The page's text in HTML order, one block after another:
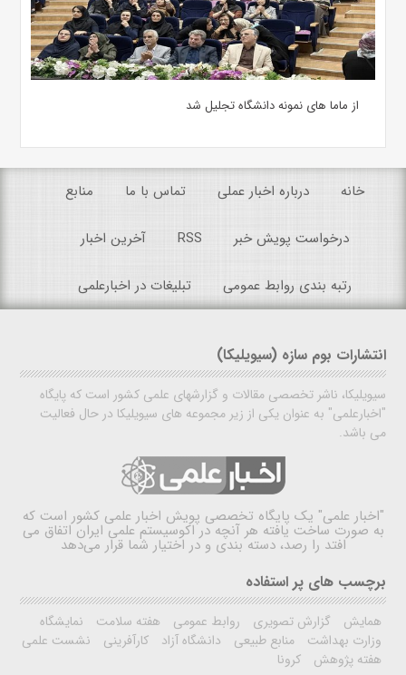
از ماما های نمونه دانشگاه تجلیل شد
خانه درباره اخبار عملی تماس با ما منابع
درخواست پویش خبر RSS آخرین اخبار
رتبه بندی روابط عمومی تبلیغات در اخبارعلمی
انتشارات بوم سازه (سیویلیکا)
سیویلیکا، ناشر تخصصی مقالات و گزارشهای علمی کشور است که پایگاه
"اخبارعلمی" به عنوان یکی از زیر مجموعه های سیویلیکا در حال فعالیت
می باشد.
"اخبار علمی" یک پایگاه تخصصی پویش اخبار علمی کشور است که
به صورت ساخت یافته هر آنچه در اکوسیستم علمی ایران اتفاق می
افتد را رصد، دسته بندی و در اختیار شما قرار می‌دهد
برچسب های پر استفاده
همایش گزارش تصویری روابط عمومی هفته سلامت
نمایشگاه
وزارت بهداشت
منابع طبیعی دانشگاه آزاد کارآفرینی
نشست علمی
هفته پژوهش
کرونا